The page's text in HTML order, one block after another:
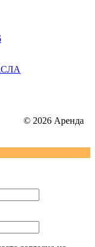
© 2026 Аренда